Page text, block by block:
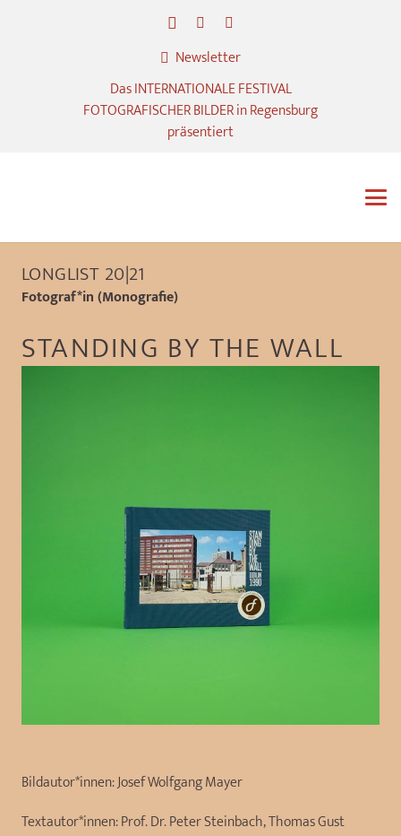
Newsletter
Das INTERNATIONALE FESTIVAL
FOTOGRAFISCHER BILDER in Regensburg
präsentiert
LONGLIST 20|21
Fotograf*in (Monografie)
STANDING BY THE WALL
Bildautor*innen:Josef Wolfgang Mayer
Textautor*innen:Prof. Dr. Peter Steinbach, Thomas Gust